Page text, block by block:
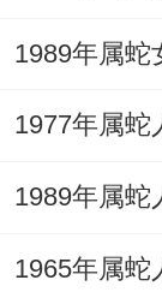
属蛇女婚热
冬月廿二:
属蛇女婚更